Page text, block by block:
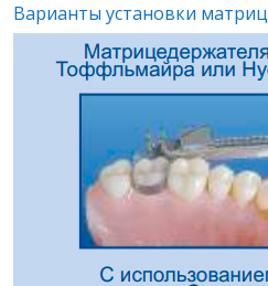
Варианты установки матриц